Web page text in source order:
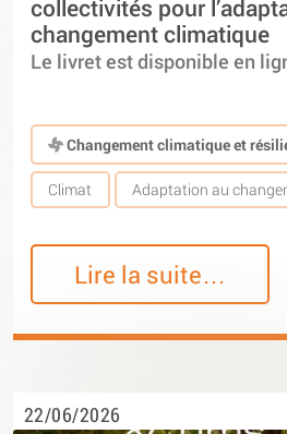
collectivités pour
changement climatique
Le livret est disponible en
Changement climatique et
Climat Adaptation au
Lire la suite…
22/06/2026